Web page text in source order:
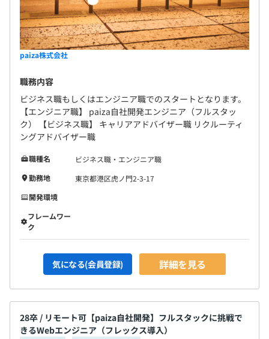
paiza株式会社
職務内容
ビジネス職もしくはエンジニア職でのスタートとなります。
【エンジニア職】 paiza自社開発エンジニア（フルスタッ
ク） 【ビジネス職】 キャリアアドバイザー職 リクルーティ
ングアドバイザー職
職種名
ビジネス職・エンジニア職
勤務地
東京都港区虎ノ門2-3-17
開発環境
フレームワー
ク
気になる(会員登録) 詳細を見る
28卒 / リモート可【paiza自社開発】フルスタックに挑戦で
きるWebエンジニア（フレックス導入）